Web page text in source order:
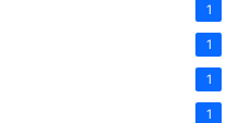
1
1
1
1